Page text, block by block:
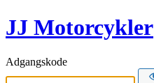
JJ Motorcykler
Adgangskode